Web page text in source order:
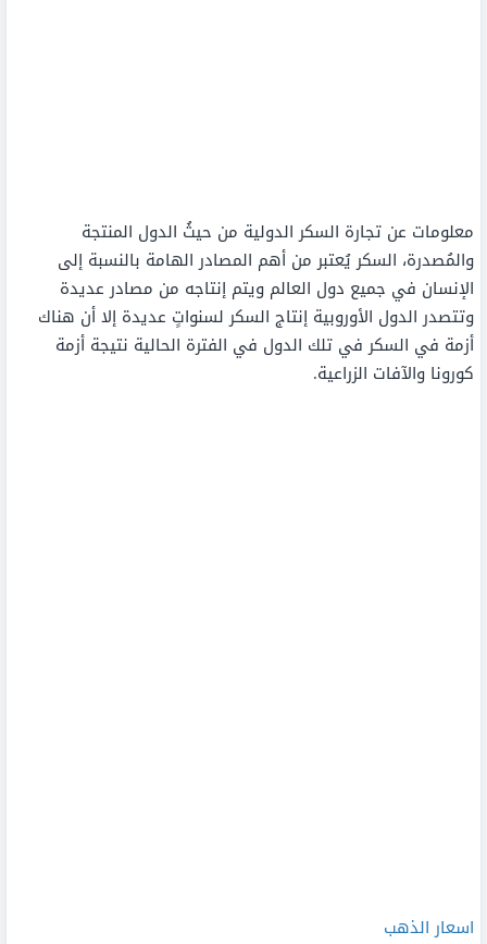
معلومات عن تجارة السكر الدولية من حيثُ الدول المنتجة
والمُصدرة، السكر يُعتبر من أهم المصادر الهامة بالنسبة إلى
الإنسان في جميع دول العالم ويتم إنتاجه من مصادر عديدة
وتتصدر الدول الأوروبية إنتاج السكر لسنواتٍ عديدة إلا أن هناك
أزمة في السكر في تلك الدول في الفترة الحالية نتيجة أزمة
كورونا والآفات الزراعية.
اسعار الذهب